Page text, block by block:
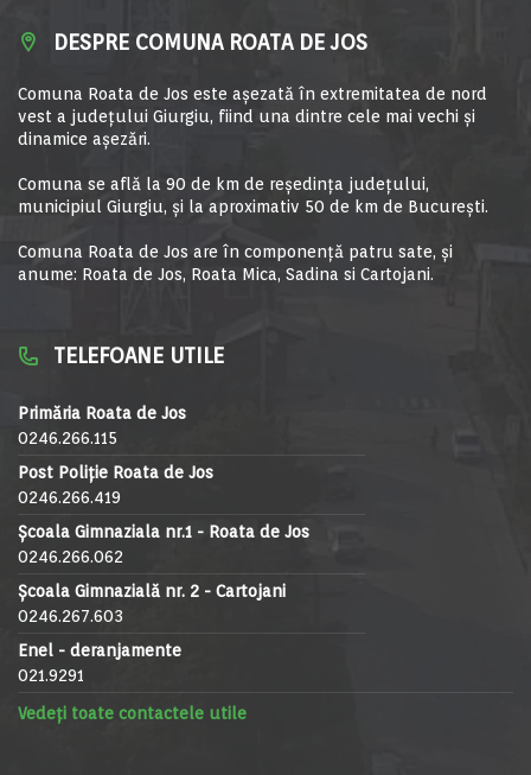
DESPRE COMUNA ROATA DE JOS
Comuna Roata de Jos este aşezată în extremitatea de nord
vest a judeţului Giurgiu, fiind una dintre cele mai vechi şi
dinamice aşezări.
Comuna se află la 90 de km de reşedinţa judeţului,
municipiul Giurgiu, şi la aproximativ 50 de km de Bucureşti.
Comuna Roata de Jos are în componență patru sate, și
anume: Roata de Jos, Roata Mica, Sadina si Cartojani.
TELEFOANE UTILE
Primăria Roata de Jos
0246.266.115
Post Poliție Roata de Jos
0246.266.419
Școala Gimnaziala nr.1 - Roata de Jos
0246.266.062
Școala Gimnazială nr. 2 - Cartojani
0246.267.603
Enel - deranjamente
021.9291
Vedeți toate contactele utile